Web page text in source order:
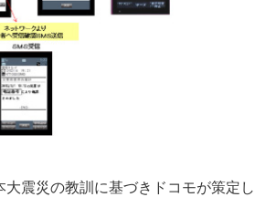
震災の教訓に基づきドコモが策定し